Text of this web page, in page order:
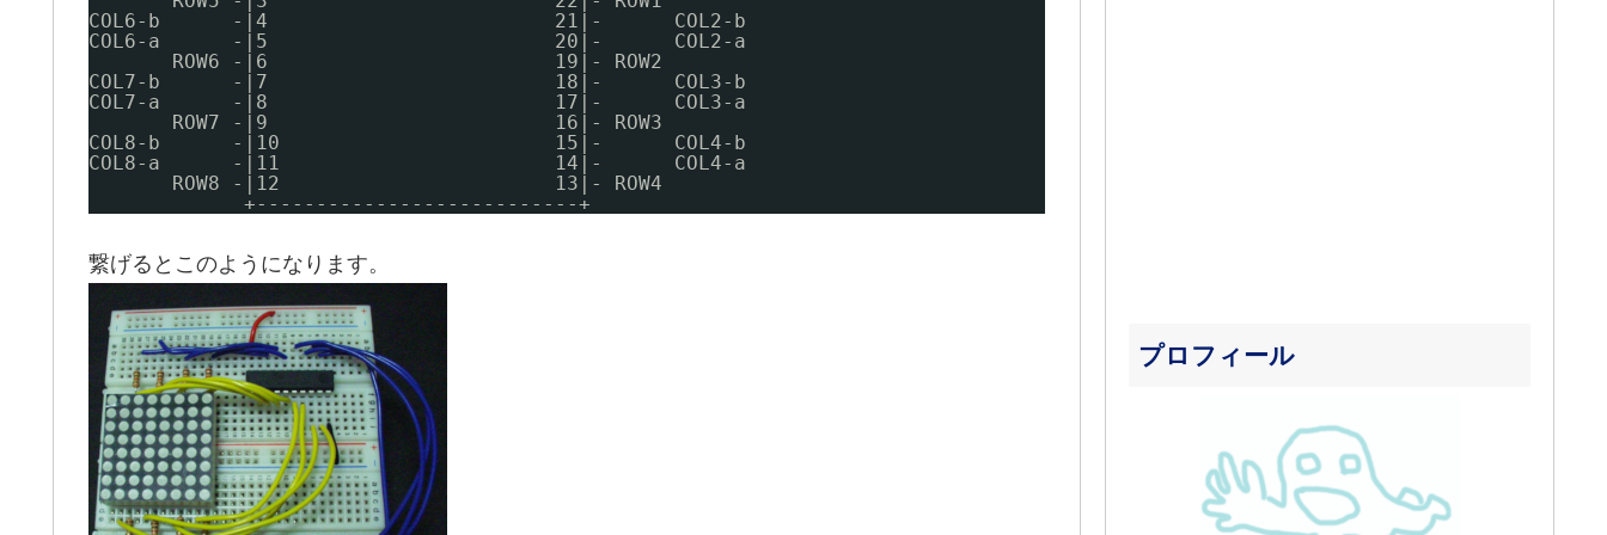
COL6-b      -|4                        21|-      COL2-b
COL6-a      -|5                        20|-      COL2-a
ROW6 -|6                        19|- ROW2
COL7-b      -|7                        18|-      COL3-b
COL7-a      -|8                        17|-      COL3-a
ROW7 -|9                        16|- ROW3
COL8-b      -|10                       15|-      COL4-b
COL8-a      -|11                       14|-      COL4-a
ROW8 -|12                       13|- ROW4
+---------------------------+
繋げるとこのようになります。
プロフィール